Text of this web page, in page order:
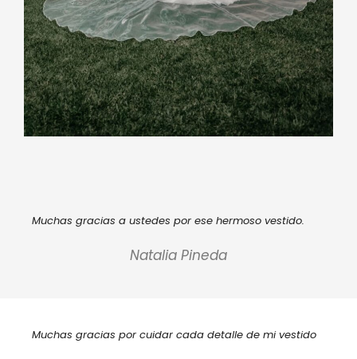
Muchas gracias a ustedes por ese hermoso vestido.
Natalia Pineda
Muchas gracias por cuidar cada detalle de mi vestido